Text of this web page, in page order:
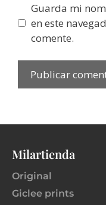
Guarda mi
en este
comente.
Milartienda
Original
Giclee prints